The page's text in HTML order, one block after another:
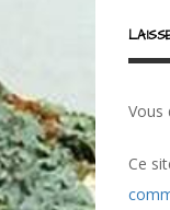
Vous
Ce